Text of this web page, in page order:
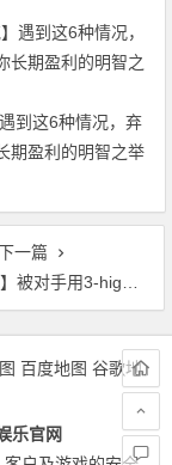
功
遇到这6种情况，弃
期盈利的明智之举
一篇
用3-high诈唬，暴躁老哥又炸了
百度地图 谷歌地
乐官网